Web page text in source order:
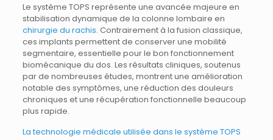
Le système TOPS représente une avancée majeure en
stabilisation dynamique de la colonne lombaire en
chirurgie du rachis. Contrairement à la fusion classique,
ces implants permettent de conserver une mobilité
segmentaire, essentielle pour le bon fonctionnement
biomécanique du dos. Les résultats cliniques, soutenus
par de nombreuses études, montrent une amélioration
notable des symptômes, une réduction des douleurs
chroniques et une récupération fonctionnelle beaucoup
plus rapide.
La technologie médicale utilisée dans le système TOPS